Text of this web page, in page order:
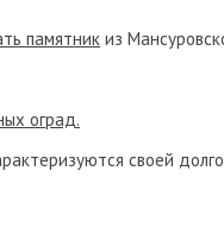
памятник из
оград.
своей